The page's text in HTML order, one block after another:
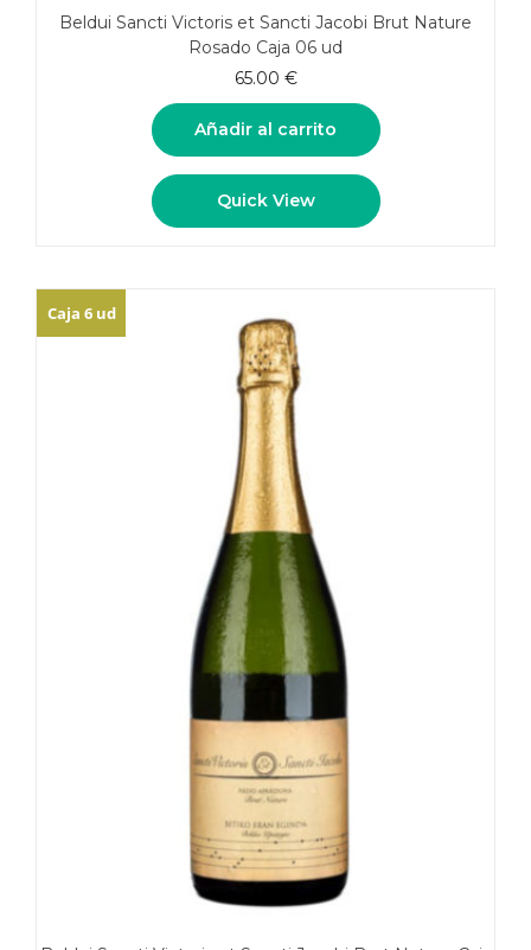
Beldui Sancti Victoris et Sancti Jacobi Brut Nature
Rosado Caja 06 ud
65.00 €
Añadir al carrito
Quick View
Caja 6 ud